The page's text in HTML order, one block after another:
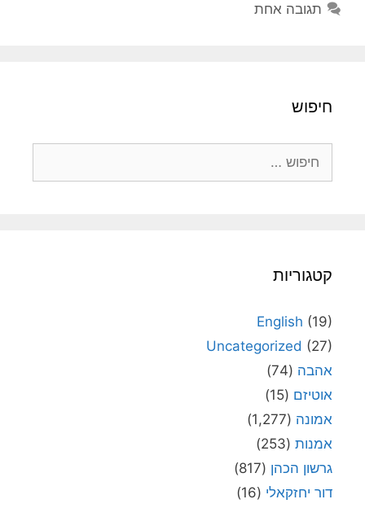
תגובה אחת
חיפוש
קטגוריות
English (19)
Uncategorized (27)
אהבה (74)
אוטיזם (15)
אמונה (1,277)
אמנות (253)
גרשון הכהן (817)
דור יחזקאלי (16)